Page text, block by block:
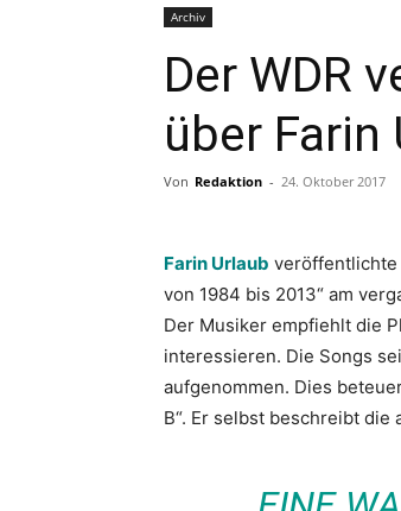
Archiv
Der WDR
über Farin
Von Redaktion - 24. Oktober 2017
Farin Urlaub veröffentlichte
von 1984 bis 2013“ am
Der Musiker empfiehlt die
interessieren. Die Songs
aufgenommen. Dies
B“. Er selbst beschreibt